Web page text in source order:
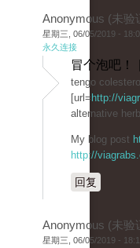
Anonymous (未验
星期三, 06/05/2019 -
永久连接
冒个泡吧！
tengo
[url= http://
alternative
My blog post
http://
回复
Anonymous (未验
星期三, 06/05/2019 -